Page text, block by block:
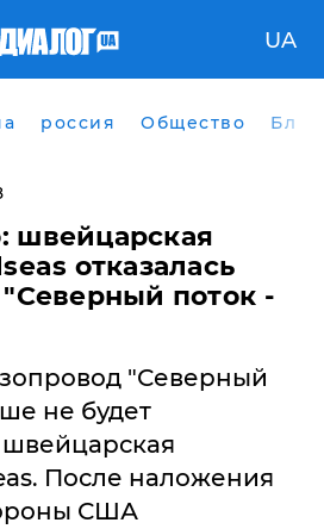
UA
россия Общество
швейцарская
отказалась
"Северный поток -
"Северный
не будет
После наложения
США